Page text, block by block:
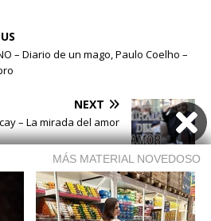
– Diario de un mago, Paulo Coelho –
NEXT
– La mirada del amor